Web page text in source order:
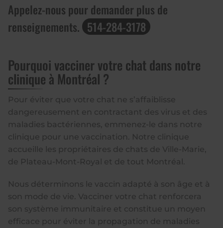
Appelez-nous pour demander plus de
renseignements. 514-284-3178
Pourquoi vacciner votre chat dans notre
clinique à Montréal ?
Pour éviter que votre chat ne s’affaiblisse
dangereusement en contractant des virus et des
maladies bactériennes, emmenez-le dans notre
clinique pour une vaccination. Notre clinique
accueille les propriétaires de chats de Ville-Marie,
de Plateau-Mont-Royal et de tout Montréal.
Nous déterminons le vaccin adapté à son âge et à
son mode de vie. Vacciner votre chat renforcera
son système immunitaire et constitue un moyen
efficace pour éviter la propagation de maladies